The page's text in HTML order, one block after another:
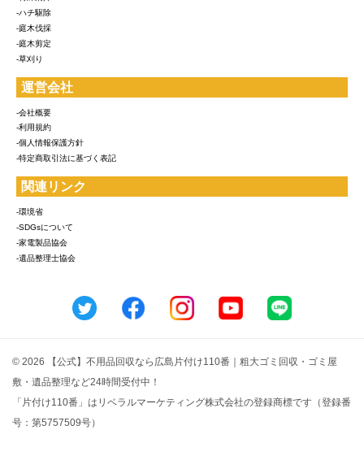
-ハチ駆除
-庭木伐採
-庭木剪定
-草刈り
運営会社
-会社概要
-利用規約
-個人情報保護方針
-特定商取引法に基づく表記
関連リンク
-環境省
-SDGsについて
-家電製品協会
-遺品整理士協会
© 2026 【公式】不用品回収なら広島片付け110番｜粗大ゴミ回収・ゴミ屋
敷・遺品整理など24時間受付中！
「片付け110番」はリベラルマーケティング株式会社の登録商標です（登録番
号：第5757509号）